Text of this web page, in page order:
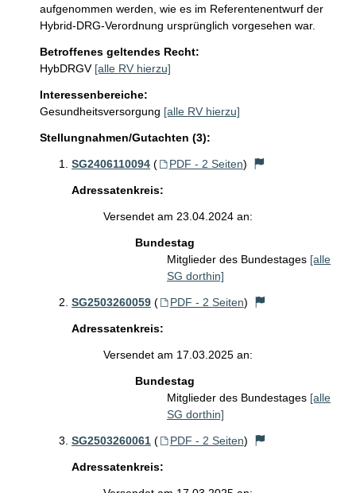
aufgenommen werden, wie es im Referentenentwurf der
Hybrid-DRG-Verordnung ursprünglich vorgesehen war.
Betroffenes geltendes Recht:
HybDRGV [alle RV hierzu]
Interessenbereiche:
Gesundheitsversorgung [alle RV hierzu]
Stellungnahmen/Gutachten (3):
SG2406110094 ( PDF - 2 Seiten)
Adressatenkreis:
Versendet am 23.04.2024 an:
Bundestag
Mitglieder des Bundestages [alle
SG dorthin]
SG2503260059 ( PDF - 2 Seiten)
Adressatenkreis:
Versendet am 17.03.2025 an:
Bundestag
Mitglieder des Bundestages [alle
SG dorthin]
SG2503260061 ( PDF - 2 Seiten)
Adressatenkreis: